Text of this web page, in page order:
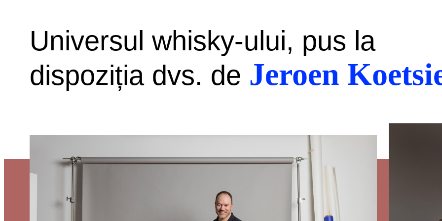
Universul whisky-ului, pus la
dispoziția dvs. de Jeroen